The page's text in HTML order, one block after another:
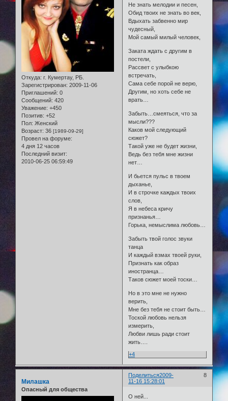
Откуда: г. Кумертау, РБ.
Зарегистрирован: 2009-11-06
Приглашений: 0
Сообщений: 420
Уважение: +450
Позитив: +52
Пол: Женский
Возраст: 36 [1989-09-29]
Провел на форуме:
4 дня 12 часов
Последний визит:
2010-06-25 06:59:49
Не знать мелодии и песен,
Обид твоих не знать во век,
Вдыхать забвенно мир
чудесный,
Мой самый милый человек,
Заката ждать с другим в
постели,
Рассвет с улыбкою
встречать,
Сама себе порой не верю,
Другим, но хоть себе не
врать…
Забыть…смеяться, что за
мысли???
Каков мой следующий
сюжет?
Такой уже не будет жизни,
Ведь без тебя мне жизни
нет…
И бьется пульс в твоем
дыханье,
И в строчке каждых твоих
слов,
Я в небеса кричу
признанья…
Горька, немыслима любовь…
Забыть твой голос звуки
танца
И каждый взмах твоей руки,
Признать как образ
иностранца…
Таков сюжет моей тоски…
Но в это мне не нужно
верить,
Мне без тебя не стоит быть…
Тоской любовь нельзя
измерить,
Любви лишь ради стоит
жить….
+4
Поделиться 8
2009-
11-16 15:28:01
Милашка
Опасный для общества
О ней...